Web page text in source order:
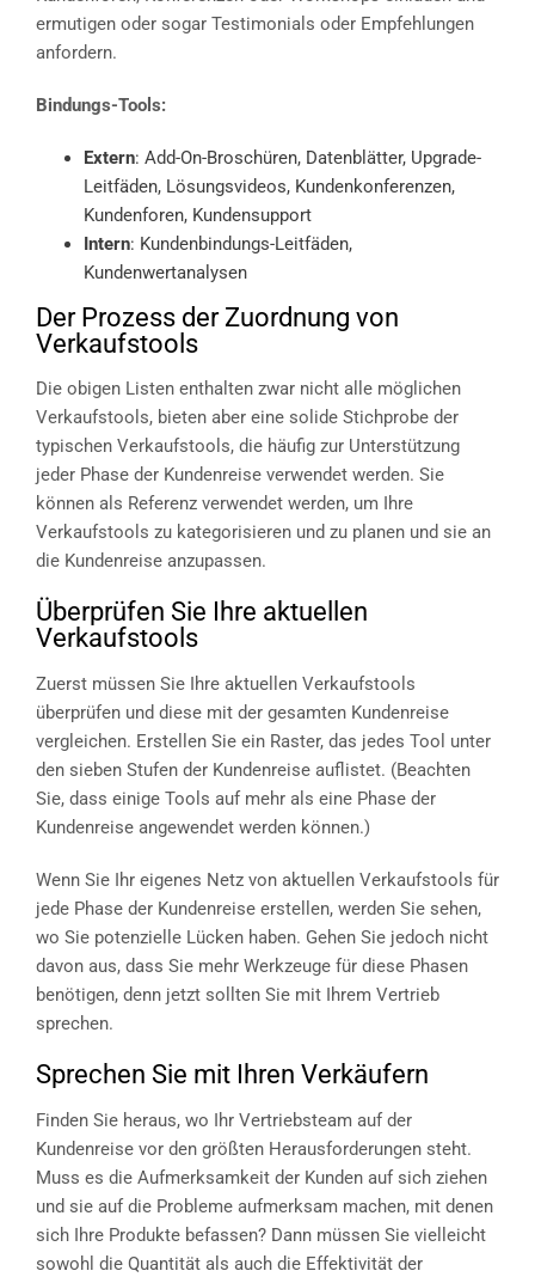
ermutigen oder sogar Testimonials oder Empfehlungen
anfordern.
Bindungs-Tools:
Extern: Add-On-Broschüren, Datenblätter, Upgrade-
Leitfäden, Lösungsvideos, Kundenkonferenzen,
Kundenforen, Kundensupport
Intern: Kundenbindungs-Leitfäden,
Kundenwertanalysen
Der Prozess der Zuordnung von
Verkaufstools
Die obigen Listen enthalten zwar nicht alle möglichen
Verkaufstools, bieten aber eine solide Stichprobe der
typischen Verkaufstools, die häufig zur Unterstützung
jeder Phase der Kundenreise verwendet werden. Sie
können als Referenz verwendet werden, um Ihre
Verkaufstools zu kategorisieren und zu planen und sie an
die Kundenreise anzupassen.
Überprüfen Sie Ihre aktuellen
Verkaufstools
Zuerst müssen Sie Ihre aktuellen Verkaufstools
überprüfen und diese mit der gesamten Kundenreise
vergleichen. Erstellen Sie ein Raster, das jedes Tool unter
den sieben Stufen der Kundenreise auflistet. (Beachten
Sie, dass einige Tools auf mehr als eine Phase der
Kundenreise angewendet werden können.)
Wenn Sie Ihr eigenes Netz von aktuellen Verkaufstools für
jede Phase der Kundenreise erstellen, werden Sie sehen,
wo Sie potenzielle Lücken haben. Gehen Sie jedoch nicht
davon aus, dass Sie mehr Werkzeuge für diese Phasen
benötigen, denn jetzt sollten Sie mit Ihrem Vertrieb
sprechen.
Sprechen Sie mit Ihren Verkäufern
Finden Sie heraus, wo Ihr Vertriebsteam auf der
Kundenreise vor den größten Herausforderungen steht.
Muss es die Aufmerksamkeit der Kunden auf sich ziehen
und sie auf die Probleme aufmerksam machen, mit denen
sich Ihre Produkte befassen? Dann müssen Sie vielleicht
sowohl die Quantität als auch die Effektivität der